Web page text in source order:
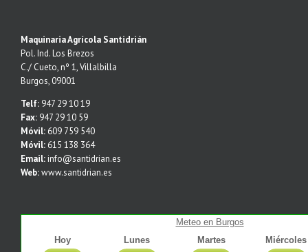
Maquinaria Agrícola Santidrián
Pol. Ind. Los Brezos
C./ Cueto, nº 1, Villalbilla
Burgos, 09001
Telf: 947 29 10 19
Fax: 947 29 10 59
Móvil: 609 759 540
Móvil: 615 138 364
Email:info@santidrian.es
Web:www.santidrian.es
Meteo en Burgos